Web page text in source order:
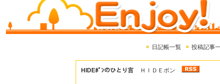
日記帳一覧 投稿記事
HIDEﾎﾟﾝのひとり言 ＨＩＤＥポン